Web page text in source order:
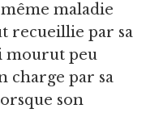
maladie
recueillie par sa
mourut peu
charge par sa
son